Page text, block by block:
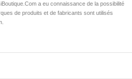
a eu connaissance de la possibilité
de produits et de fabricants sont utilisés